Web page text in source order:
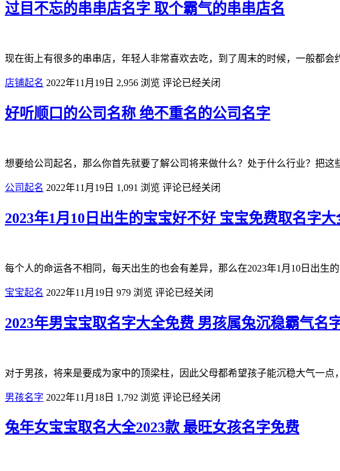
过目不忘的串串店名字 取个霸气的串串店名
现在街上有很多的串串店，年轻人非常喜欢去吃，到了周末的时候，一般都
店铺起名 2022年11月19日 2,956 浏览 评论已经关闭
好听顺口的公司名称 绝不重名的公司名字
想要给公司起名，那么你首先就要了解公司将来做什么？处于什么行业？把
公司起名 2022年11月19日 1,091 浏览 评论已经关闭
2023年1月10日出生的宝宝好不好 宝宝免费取名字大
每个人的命运各不相同，每天出生的也会有差异，那么在2023年1月10日出
宝宝起名 2022年11月19日 979 浏览 评论已经关闭
2023年男宝宝取名字大全免费 男孩属兔沉稳霸气名
对于男孩，将来是要成为家中的顶梁柱，因此父母都希望孩子能沉稳大气一
男孩名字 2022年11月18日 1,792 浏览 评论已经关闭
兔年女宝宝取名大全2023款 最旺女孩名字免费